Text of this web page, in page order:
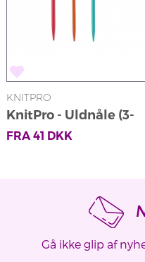
KNITPRO
KnitPro - Uldnåle (3-
pak)
FRA 41 DKK
Gå ikke glip af